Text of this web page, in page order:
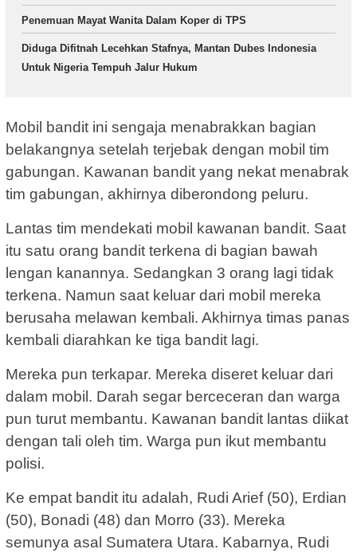
Penemuan Mayat Wanita Dalam Koper di TPS
Diduga Difitnah Lecehkan Stafnya, Mantan Dubes Indonesia
Untuk Nigeria Tempuh Jalur Hukum
Mobil bandit ini sengaja menabrakkan bagian
belakangnya setelah terjebak dengan mobil tim
gabungan. Kawanan bandit yang nekat menabrak
tim gabungan, akhirnya diberondong peluru.
Lantas tim mendekati mobil kawanan bandit. Saat
itu satu orang bandit terkena di bagian bawah
lengan kanannya. Sedangkan 3 orang lagi tidak
terkena. Namun saat keluar dari mobil mereka
berusaha melawan kembali. Akhirnya timas panas
kembali diarahkan ke tiga bandit lagi.
Mereka pun terkapar. Mereka diseret keluar dari
dalam mobil. Darah segar berceceran dan warga
pun turut membantu. Kawanan bandit lantas diikat
dengan tali oleh tim. Warga pun ikut membantu
polisi.
Ke empat bandit itu adalah, Rudi Arief (50), Erdian
(50), Bonadi (48) dan Morro (33). Mereka
semunya asal Sumatera Utara. Kabarnya, Rudi